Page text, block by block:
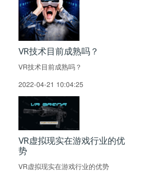
VR技术目前成熟吗？
VR技术目前成熟吗？
2022-04-21 10:04:25
VR虚拟现实在游戏行业的优
势
VR虚拟现实在游戏行业的优势